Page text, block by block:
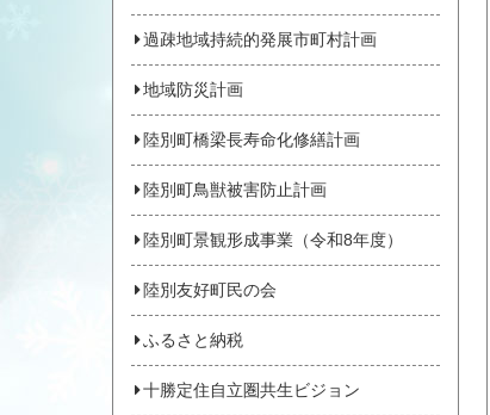
過疎地域持続的発展市町村計画
地域防災計画
陸別町橋梁長寿命化修繕計画
陸別町鳥獣被害防止計画
陸別町景観形成事業（令和8年度）
陸別友好町民の会
ふるさと納税
十勝定住自立圏共生ビジョン